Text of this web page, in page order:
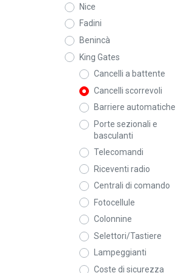
Nice
Fadini
Benincà
King Gates
Cancelli a battente
Cancelli scorrevoli
Barriere automatiche
Porte sezionali e
basculanti
Telecomandi
Riceventi radio
Centrali di comando
Fotocellule
Colonnine
Selettori/Tastiere
Lampeggianti
Coste di sicurezza